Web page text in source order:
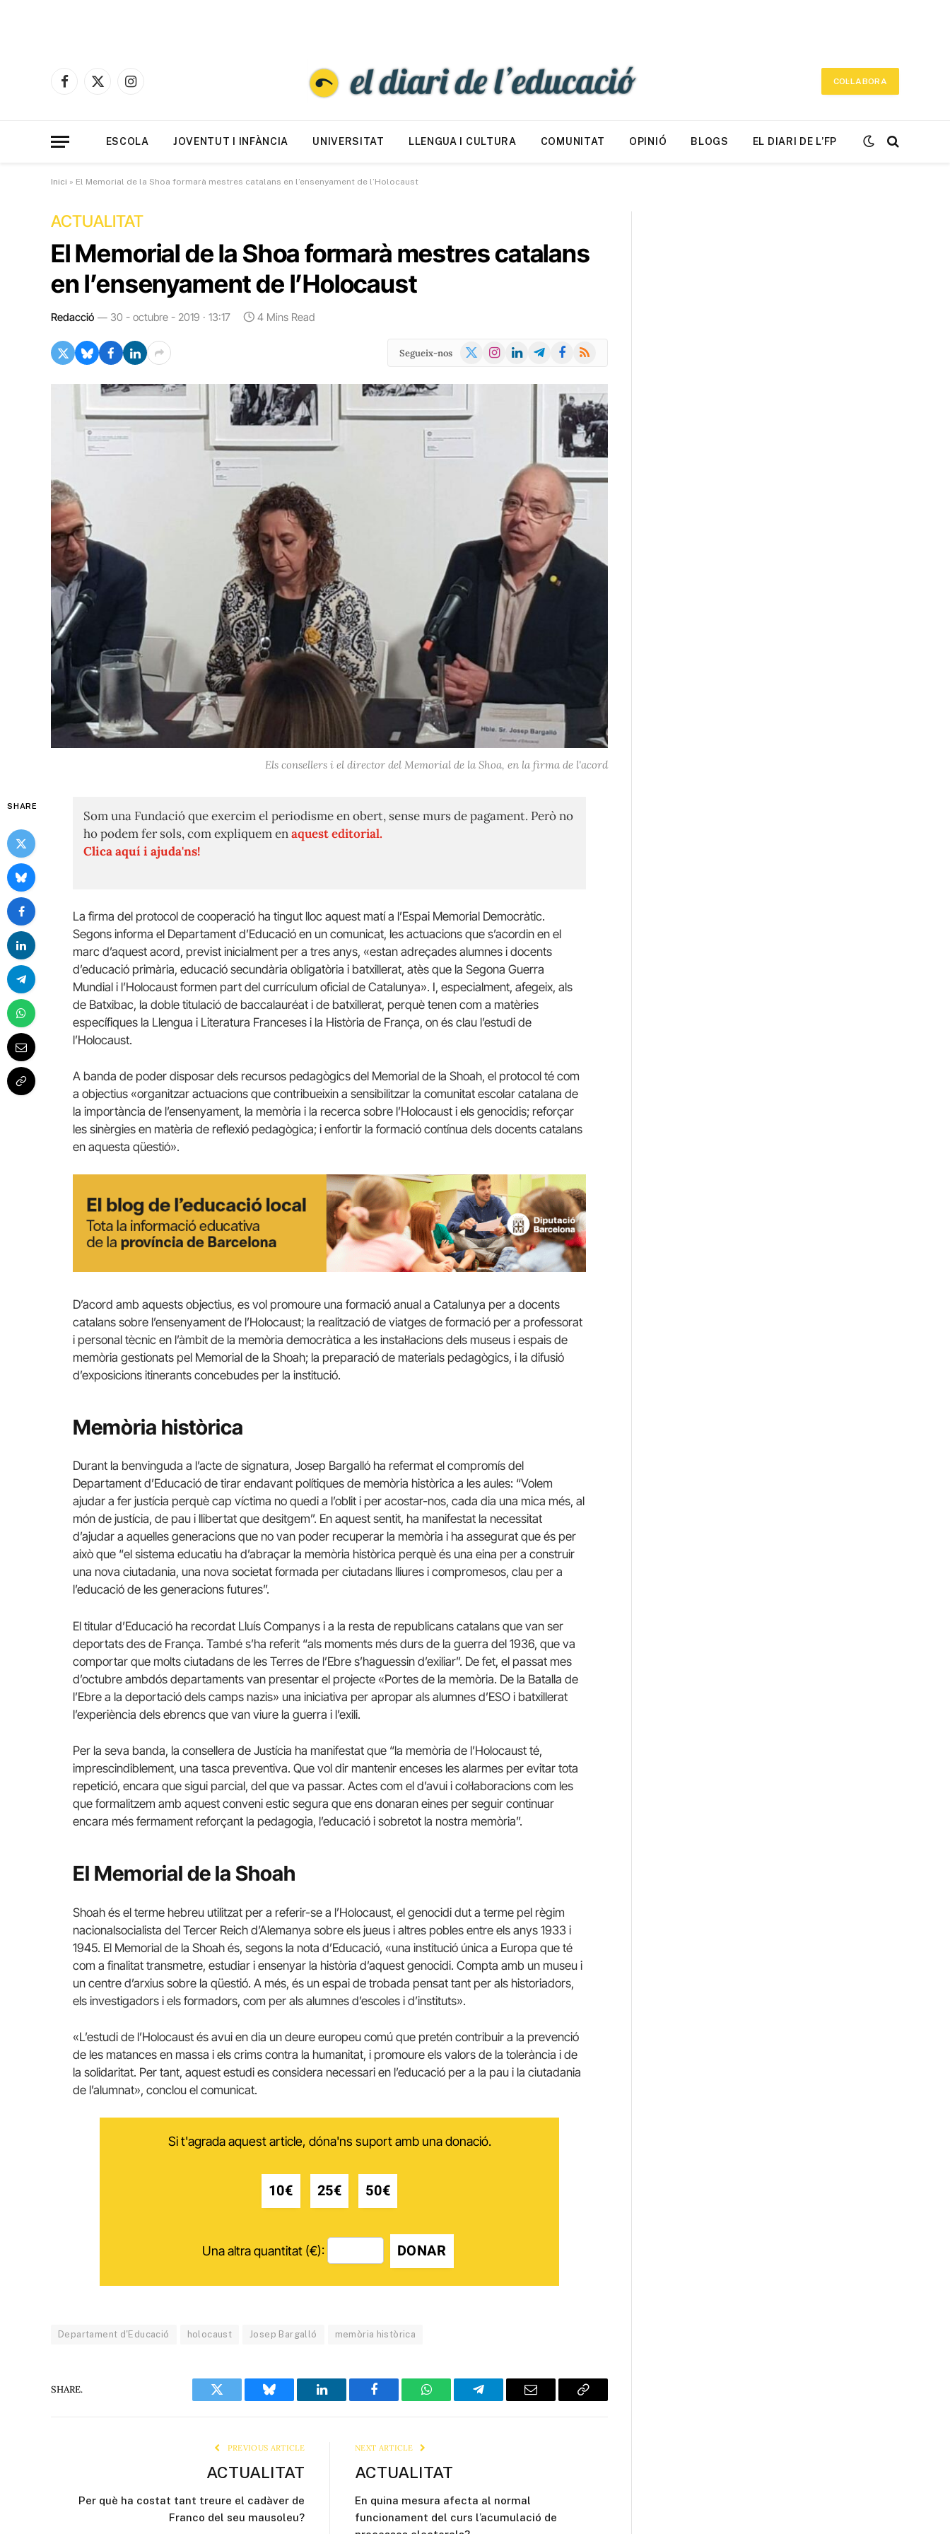
Facebook
X
Instagram
COL·LABORA
ESCOLA JOVENTUT I INFÀNCIA UNIVERSITAT LLENGUA I CULTURA COMUNITAT OPINIÓ BLOGS EL DIARI DE L’FP
Inici » El Memorial de la Shoa formarà mestres catalans en l’ensenyament de l’Holocaust
ACTUALITAT
El Memorial de la Shoa formarà mestres catalans
en l’ensenyament de l’Holocaust
Redacció 30 - octubre - 2019 · 13:17 4 Mins Read
Segueix-nos
X
Instagram
LinkedInTelegramFacebook
RSS
Els consellers i el director del Memorial de la Shoa, en la firma de l'acord
SHARE
Som una Fundació que exercim el periodisme en obert, sense murs de pagament. Però no
ho podem fer sols, com expliquem enaquest editorial.
Clica aquí i ajuda'ns!
La firma del protocol de cooperació ha tingut lloc aquest matí a l’Espai Memorial Democràtic.
Segons informa el Departament d’Educació en un comunicat, les actuacions que s’acordin en el
marc d’aquest acord, previst inicialment per a tres anys, «estan adreçades alumnes i docents
d’educació primària, educació secundària obligatòria i batxillerat, atès que la Segona Guerra
Mundial i l’Holocaust formen part del currículum oficial de Catalunya». I, especialment, afegeix, als
de Batxibac, la doble titulació de baccalauréat i de batxillerat, perquè tenen com a matèries
específiques la Llengua i Literatura Franceses i la Història de França, on és clau l’estudi de
l’Holocaust.
A banda de poder disposar dels recursos pedagògics del Memorial de la Shoah, el protocol té com
a objectius «organitzar actuacions que contribueixin a sensibilitzar la comunitat escolar catalana de
la importància de l’ensenyament, la memòria i la recerca sobre l’Holocaust i els genocidis; reforçar
les sinèrgies en matèria de reflexió pedagògica; i enfortir la formació contínua dels docents catalans
en aquesta qüestió».
D’acord amb aquests objectius, es vol promoure una formació anual a Catalunya per a docents
catalans sobre l’ensenyament de l’Holocaust; la realització de viatges de formació per a professorat
i personal tècnic en l’àmbit de la memòria democràtica a les instal·lacions dels museus i espais de
memòria gestionats pel Memorial de la Shoah; la preparació de materials pedagògics, i la difusió
d’exposicions itinerants concebudes per la institució.
Memòria històrica
Durant la benvinguda a l’acte de signatura, Josep Bargalló ha refermat el compromís del
Departament d’Educació de tirar endavant polítiques de memòria històrica a les aules: “Volem
ajudar a fer justícia perquè cap víctima no quedi a l’oblit i per acostar-nos, cada dia una mica més, al
món de justícia, de pau i llibertat que desitgem”. En aquest sentit, ha manifestat la necessitat
d’ajudar a aquelles generacions que no van poder recuperar la memòria i ha assegurat que és per
això que “el sistema educatiu ha d’abraçar la memòria històrica perquè és una eina per a construir
una nova ciutadania, una nova societat formada per ciutadans lliures i compromesos, clau per a
l’educació de les generacions futures”.
El titular d’Educació ha recordat Lluís Companys i a la resta de republicans catalans que van ser
deportats des de França. També s’ha referit “als moments més durs de la guerra del 1936, que va
comportar que molts ciutadans de les Terres de l’Ebre s’haguessin d’exiliar”. De fet, el passat mes
d’octubre ambdós departaments van presentar el projecte «Portes de la memòria. De la Batalla de
l’Ebre a la deportació dels camps nazis» una iniciativa per apropar als alumnes d’ESO i batxillerat
l’experiència dels ebrencs que van viure la guerra i l’exili.
Per la seva banda, la consellera de Justícia ha manifestat que “la memòria de l’Holocaust té,
imprescindiblement, una tasca preventiva. Que vol dir mantenir enceses les alarmes per evitar tota
repetició, encara que sigui parcial, del que va passar. Actes com el d’avui i col·laboracions com les
que formalitzem amb aquest conveni estic segura que ens donaran eines per seguir continuar
encara més fermament reforçant la pedagogia, l’educació i sobretot la nostra memòria”.
El Memorial de la Shoah
Shoah és el terme hebreu utilitzat per a referir-se a l’Holocaust, el genocidi dut a terme pel règim
nacionalsocialista del Tercer Reich d’Alemanya sobre els jueus i altres pobles entre els anys 1933 i
1945. El Memorial de la Shoah és, segons la nota d’Educació, «una institució única a Europa que té
com a finalitat transmetre, estudiar i ensenyar la història d’aquest genocidi. Compta amb un museu i
un centre d’arxius sobre la qüestió. A més, és un espai de trobada pensat tant per als historiadors,
els investigadors i els formadors, com per als alumnes d’escoles i d’instituts».
«L’estudi de l’Holocaust és avui en dia un deure europeu comú que pretén contribuir a la prevenció
de les matances en massa i els crims contra la humanitat, i promoure els valors de la tolerància i de
la solidaritat. Per tant, aquest estudi es considera necessari en l’educació per a la pau i la ciutadania
de l’alumnat», conclou el comunicat.
Si t'agrada aquest article, dóna'ns suport amb una donació.
10€ 25€ 50€
Una altra quantitat (€): DONAR
Departament d'Educació holocaust Josep Bargalló memòria històrica
SHARE.
Twitter Bluesky LinkedIn Facebook WhatsAppTelegram Email
Copy
PREVIOUS ARTICLE
ACTUALITAT
Per què ha costat tant treure el cadàver de
Franco del seu mausoleu?
NEXT ARTICLE
ACTUALITAT
En quina mesura afecta al normal
funcionament del curs l’acumulació de